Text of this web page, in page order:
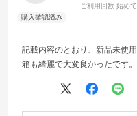
ご利用回数:始めて
記載内容のとおり、新品未使用
箱も綺麗で大変良かったです。